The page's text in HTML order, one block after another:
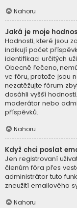
Nahoru
Jaká je moje
Hodnosti, které jsou
indikují počet
identifikaci určitých
Obecně řečeno,
ve fóru, protože jsou
nezatěžujte fórum
dosáhli vyšší
moderátor nebo
příspěvků.
Nahoru
Když chci poslat
Jen registrovaní
členům fóra přes
administrátor tuto
zneužití emailového
Nahoru